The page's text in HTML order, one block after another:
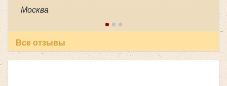
большими багажными отделениями. А главное,
это опытные, доброжелательные, пунктуальные
и ответственные водители. В этот раз это были
Александр Александрович Чорный и Юрий
Анатольевич Арефьев. Спасибо большое им и
всему коллективу компании!
Москва
Все отзывы